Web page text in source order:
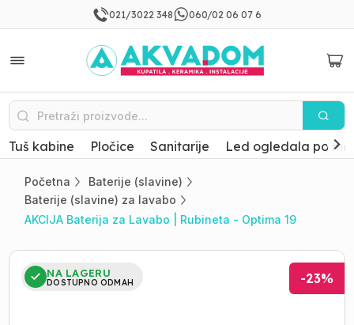
021/3022 348 060/02 06 07 6
Tuš kabine Pločice Sanitarije Led ogledala po
Početna
Baterije (slavine)
Baterije (slavine) za lavabo
AKCIJA Baterija za Lavabo | Rubineta - Optima 19
-23%
NA LAGERU
DOSTUPNO ODMAH